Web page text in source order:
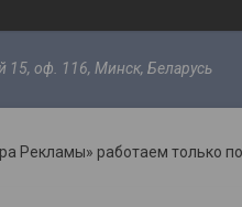
15, оф. 116, Минск, Беларусь
Рекламы» работаем только